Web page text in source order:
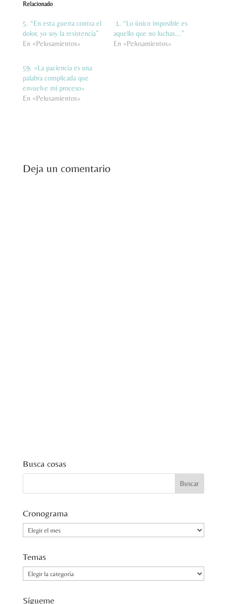
Relacionado
5. “En esta guerra contra el
dolor, yo soy la resistencia”
En «Pelusamientos»
1. “Lo único imposible es
aquello que no luchas….”
En «Pelusamientos»
59. «La paciencia es una
palabra complicada que
envuelve mi proceso»
En «Pelusamientos»
Deja un comentario
Busca cosas
Cronograma
Cronograma
Temas
Temas
Sígueme